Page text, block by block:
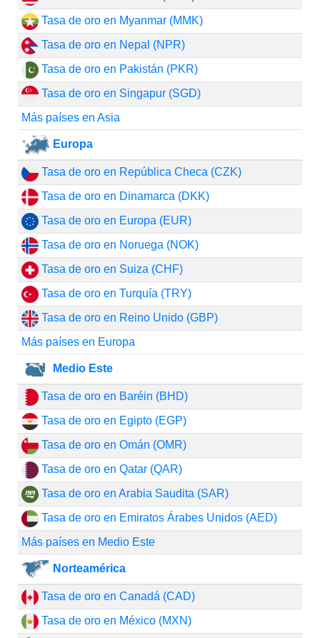
Tasa de oro en Myanmar (MMK)
Tasa de oro en Nepal (NPR)
Tasa de oro en Pakistán (PKR)
Tasa de oro en Singapur (SGD)
Más países en Asia
Europa
Tasa de oro en República Checa (CZK)
Tasa de oro en Dinamarca (DKK)
Tasa de oro en Europa (EUR)
Tasa de oro en Noruega (NOK)
Tasa de oro en Suiza (CHF)
Tasa de oro en Turquía (TRY)
Tasa de oro en Reino Unido (GBP)
Más países en Europa
Medio Este
Tasa de oro en Baréin (BHD)
Tasa de oro en Egipto (EGP)
Tasa de oro en Omán (OMR)
Tasa de oro en Qatar (QAR)
Tasa de oro en Arabia Saudita (SAR)
Tasa de oro en Emiratos Árabes Unidos (AED)
Más países en Medio Este
Norteamérica
Tasa de oro en Canadá (CAD)
Tasa de oro en México (MXN)